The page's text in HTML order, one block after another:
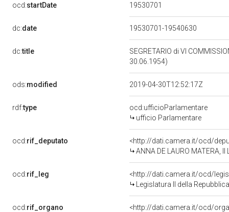
ocd:startDate 19530701
dc:date 19530701-19540630
dc:title
SEGRETARIO di VI
30.06.1954)
ods:modified 2019-04-30T12:52:17Z
rdf:type
ocd:ufficioParlamentare
ufficio Parlamentare
ocd:rif_deputato
<http://dati.camera.it/ocd/
ANNA DE LAURO MATERA,
ocd:rif_leg
<http://dati.camera.it/ocd/
Legislatura II della
ocd:rif_organo
<http://dati.camera.it/ocd/